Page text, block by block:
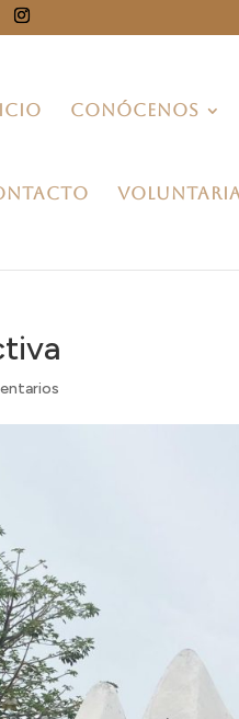
CONÓCENOS